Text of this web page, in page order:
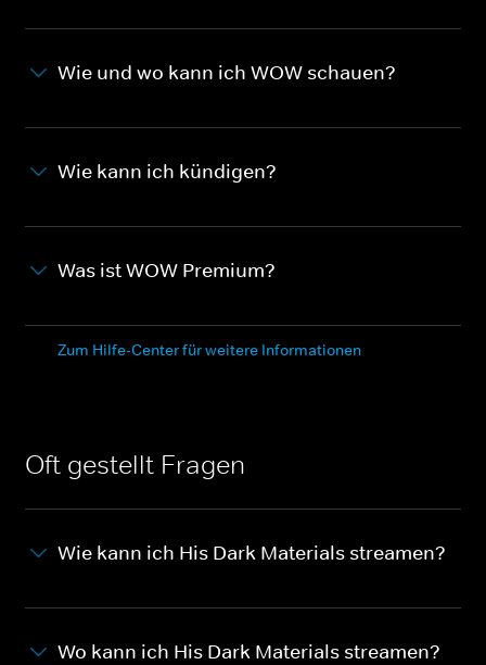
Wie und wo kann ich WOW schauen?
Wie kann ich kündigen?
Was ist WOW Premium?
Zum Hilfe-Center für weitere Informationen
Oft gestellt Fragen
Wie kann ich His Dark Materials streamen?
Wo kann ich His Dark Materials streamen?